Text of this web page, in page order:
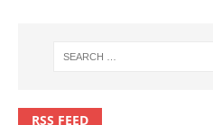
RSS FEED